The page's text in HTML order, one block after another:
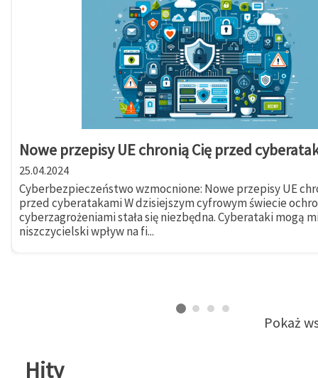
Nowe przepisy UE chronią Cię przed
25.04.2024
Cyberbezpieczeństwo wzmocnione: Nowe przepisy UE
przed cyberatakami W dzisiejszym cyfrowym świecie
cyberzagrożeniami stała się niezbędna. Cyberataki mogą
niszczycielski wpływ na fi...
Pokaż
Hity